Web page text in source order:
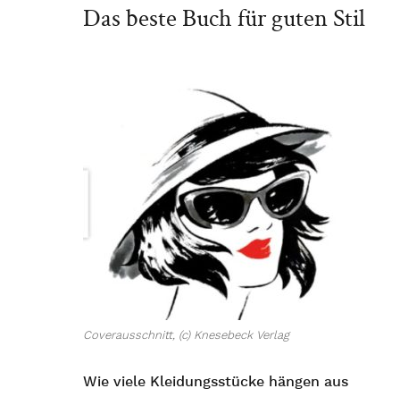
Das beste Buch für guten Stil
Coverausschnitt, (c) Knesebeck Verlag
Wie viele Kleidungsstücke hängen aus